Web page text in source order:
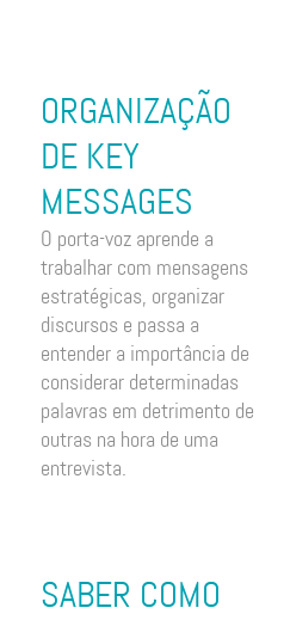
ORGANIZAÇÃO
DE KEY
MESSAGES
O porta-voz aprende a
trabalhar com mensagens
estratégicas, organizar
discursos e passa a
entender a importância de
considerar determinadas
palavras em detrimento de
outras na hora de uma
entrevista.
SABER COMO